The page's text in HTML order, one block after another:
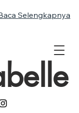
Selengkapnya